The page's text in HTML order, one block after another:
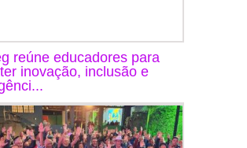
reúne educadores para
inovação, inclusão e